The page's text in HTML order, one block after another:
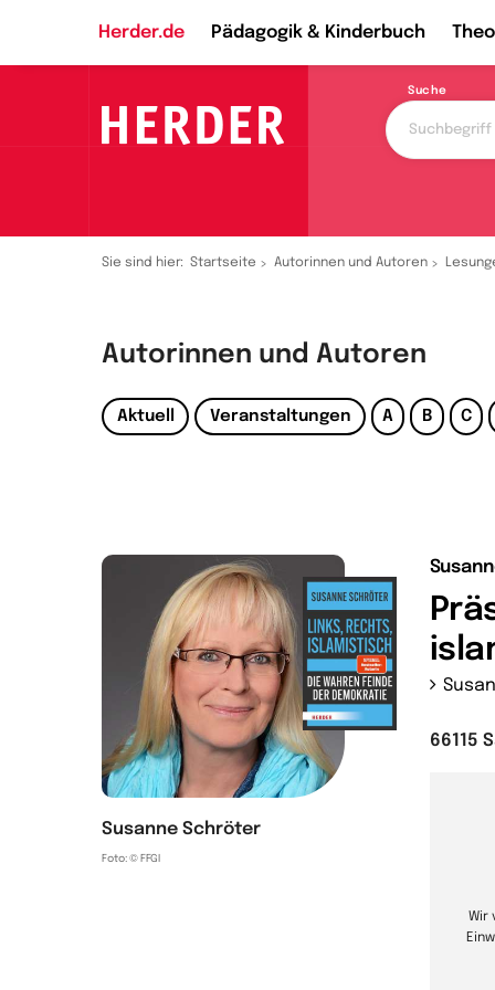
Herder.de Pädagogik & Kinderbuch
Suche
Sie sind hier: Startseite Autorinnen und Autoren
Autorinnen und Autoren
Aktuell Veranstaltungen A B C
Susanne Schröter
Foto: © FFGI
66115
Wir